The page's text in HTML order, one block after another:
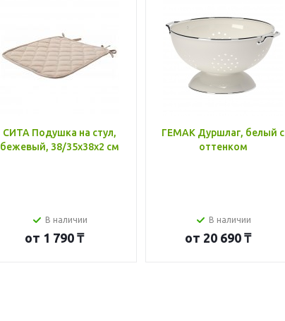
СИТА Подушка на стул,
бежевый, 38/35x38x2 см
В наличии
от 1 790 ₸
ГЕМАК Дуршлаг, белый с
оттенком
В наличии
от 20 690 ₸